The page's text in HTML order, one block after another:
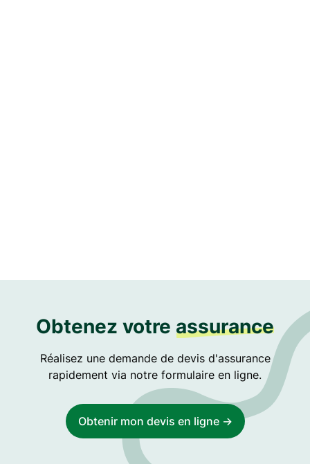
Obtenez votre assurance
Réalisez une demande de devis d'assurance
rapidement via notre formulaire en ligne.
Obtenir mon devis en ligne ->